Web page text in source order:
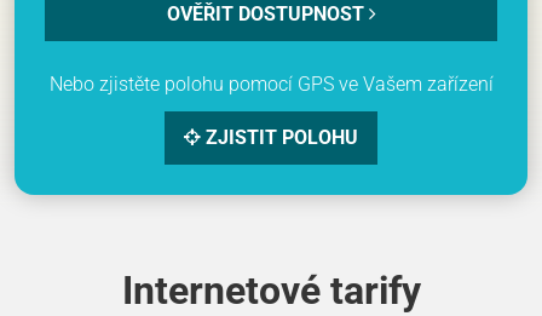
OVĚŘIT DOSTUPNOST
Nebo zjistěte polohu pomocí GPS ve Vašem zařízení
ZJISTIT POLOHU
Internetové tarify